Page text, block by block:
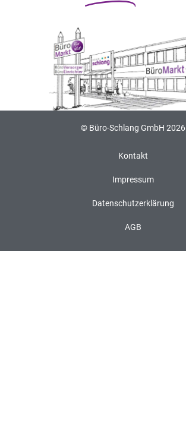
© Büro-Schlang GmbH 2026
Kontakt
Impressum
Datenschutzerklärung
AGB